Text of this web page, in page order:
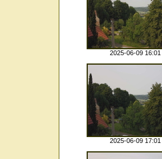
2025-06-09 16:01
2025-06-09 17:01